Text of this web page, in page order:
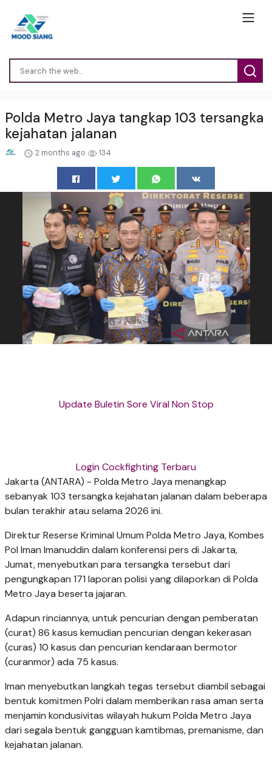
Polda Metro Jaya tangkap 103 tersangka
kejahatan jalanan
2 months ago 134
Update Buletin Sore Viral Non Stop
Login Cockfighting Terbaru
Jakarta (ANTARA) - Polda Metro Jaya menangkap
sebanyak 103 tersangka kejahatan jalanan dalam beberapa
bulan terakhir atau selama 2026 ini.
Direktur Reserse Kriminal Umum Polda Metro Jaya, Kombes
Pol Iman Imanuddin dalam konferensi pers di Jakarta,
Jumat, menyebutkan para tersangka tersebut dari
pengungkapan 171 laporan polisi yang dilaporkan di Polda
Metro Jaya beserta jajaran.
Adapun rinciannya, untuk pencurian dengan pemberatan
(curat) 86 kasus kemudian pencurian dengan kekerasan
(curas) 10 kasus dan pencurian kendaraan bermotor
(curanmor) ada 75 kasus.
Iman menyebutkan langkah tegas tersebut diambil sebagai
bentuk komitmen Polri dalam memberikan rasa aman serta
menjamin kondusivitas wilayah hukum Polda Metro Jaya
dari segala bentuk gangguan kamtibmas, premanisme, dan
kejahatan jalanan.